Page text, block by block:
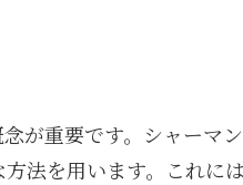
が重要です。シャーマ
法を用います。これに